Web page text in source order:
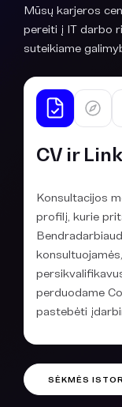
Mūsų karjeros
pereiti į IT darbo
suteikiame
CV ir
Konsultacijos
profilį, kurie
perduodame
pastebėti
SĖKMĖS